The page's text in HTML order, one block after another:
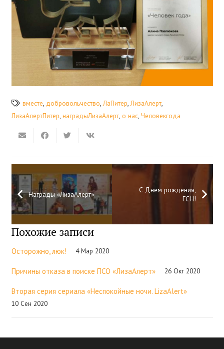
вместе, добровольчество,ЛаПитер,ЛизаАлерт,
ЛизаАлертПитер, наградыЛизаАлерт, о нас, Человекгода
Награды «ЛизаАлерт»
С Днем рождения,
ГСН!
Похожие записи
Осторожно, люк! 4 Мар 2020
Причины отказа в поиске ПСО «ЛизаАлерт» 26 Окт 2020
Вторая серия сериала «Неспокойные ночи. LizaAlert»
10 Сен 2020